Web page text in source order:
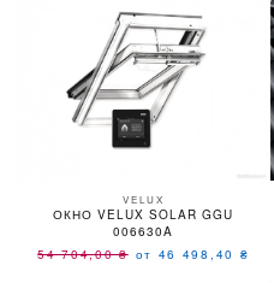
VELUX
ОКНО VELUX SOLAR GGU
006630A
54 704,00₴ от 46 498,40 ₴